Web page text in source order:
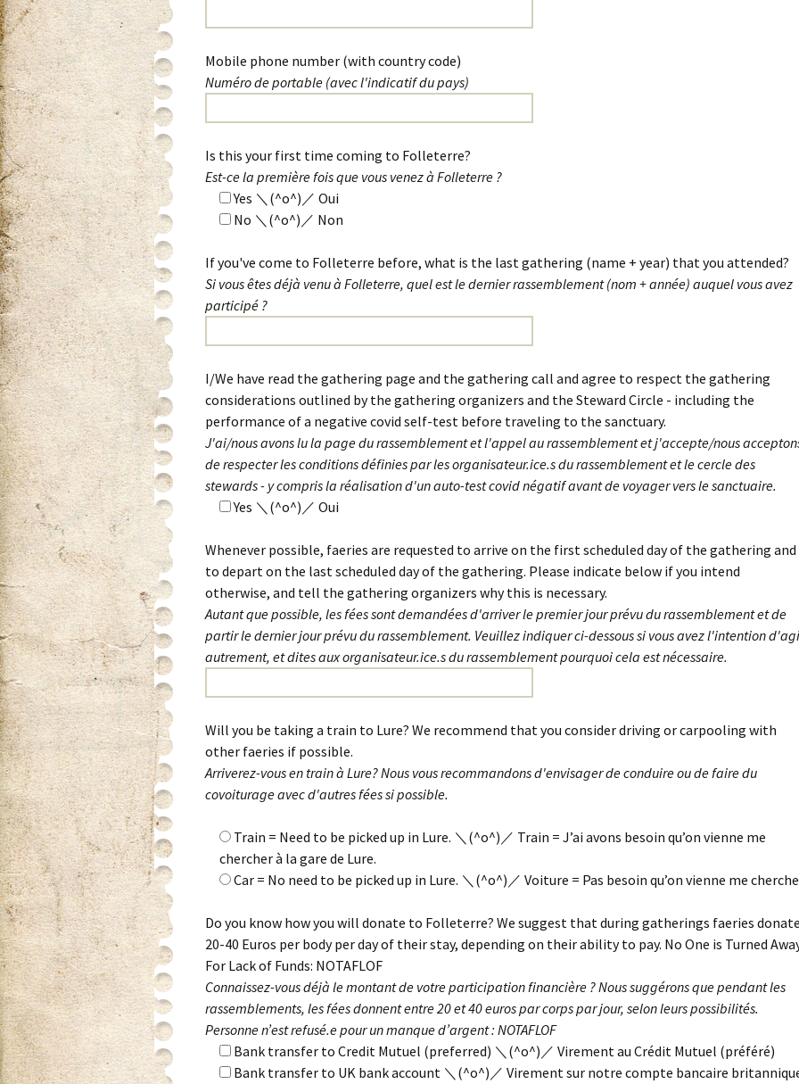
Mobile phone number (with country code)
Numéro de portable (avec l'indicatif du pays)
Is this your first time coming to Folleterre?
Est-ce la première fois que vous venez à Folleterre ?
Yes ＼(^o^)／ Oui
No ＼(^o^)／ Non
If you've come to Folleterre before, what is the last gathering (name + year) that you attended?
Si vous êtes déjà venu à Folleterre, quel est le dernier rassemblement (nom + année) auquel vous avez
participé ?
I/We have read the gathering page and the gathering call and agree to respect the gathering
considerations outlined by the gathering organizers and the Steward Circle - including the
performance of a negative covid self-test before traveling to the sanctuary.
J'ai/nous avons lu la page du rassemblement et l'appel au rassemblement et j'accepte/nous
de respecter les conditions définies par les organisateur.ice.s du rassemblement et le cercle des
stewards - y compris la réalisation d'un auto-test covid négatif avant de voyager vers le sanctuaire.
Yes ＼(^o^)／ Oui
Whenever possible, faeries are requested to arrive on the first scheduled day of the gathering and
to depart on the last scheduled day of the gathering. Please indicate below if you intend
otherwise, and tell the gathering organizers why this is necessary.
Autant que possible, les fées sont demandées d'arriver le premier jour prévu du rassemblement et de
partir le dernier jour prévu du rassemblement. Veuillez indiquer ci-dessous si vous avez l'intention
autrement, et dites aux organisateur.ice.s du rassemblement pourquoi cela est nécessaire.
Will you be taking a train to Lure? We recommend that you consider driving or carpooling with
other faeries if possible.
Arriverez-vous en train à Lure? Nous vous recommandons d'envisager de conduire ou de faire du
covoiturage avec d'autres fées si possible.
Train = Need to be picked up in Lure. ＼(^o^)／ Train = J’ai avons besoin qu’on vienne me
chercher à la gare de Lure.
Car = No need to be picked up in Lure. ＼(^o^)／ Voiture = Pas besoin qu’on vienne me
Do you know how you will donate to Folleterre? We suggest that during gatherings faeries
20-40 Euros per body per day of their stay, depending on their ability to pay. No One is Turned
For Lack of Funds: NOTAFLOF
Connaissez-vous déjà le montant de votre participation financière ? Nous suggérons que pendant les
rassemblements, les fées donnent entre 20 et 40 euros par corps par jour, selon leurs possibilités.
Personne n’est refusé.e pour un manque d’argent : NOTAFLOF
Bank transfer to Credit Mutuel (preferred) ＼(^o^)／ Virement au Crédit Mutuel (préféré)
Bank transfer to UK bank account ＼(^o^)／ Virement sur notre compte bancaire